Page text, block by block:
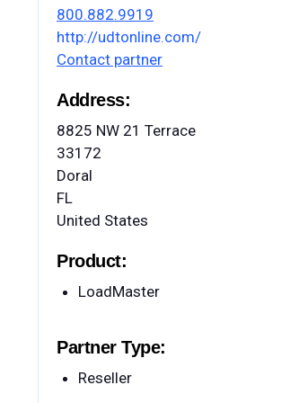
800.882.9919
http://udtonline.com/
Contact partner
Address:
8825 NW 21 Terrace
33172
Doral
FL
United States
Product:
LoadMaster
Partner Type:
Reseller